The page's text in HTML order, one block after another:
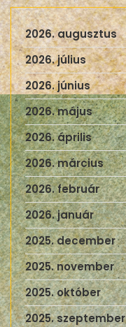
2026. augusztus
2026. július
2026. június
2026. május
2026. április
2026. március
2026. február
2026. január
2025. december
2025. november
2025. október
2025. szeptember